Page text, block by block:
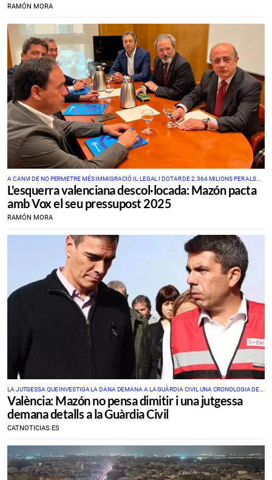
RAMÓN MORA
A CANVI DE NO PERMETRE MÉS IMMIGRACIÓ IL·LEGAL I DOTAR DE 2.364 MILIONS PER ALS
AFECTATS PER LA DANA
L'esquerra valenciana descol·locada: Mazón pacta
amb Vox el seu pressupost 2025
RAMÓN MORA
LA JUTGESSA QUE INVESTIGA LA DANA DEMANA A LA GUÀRDIA CIVIL UNA CRONOLOGIA DEL
29-O I A LA GENERALITAT SI HI VA HAVER RECESSOS EN EL CECOPI
València: Mazón no pensa dimitir i una jutgessa
demana detalls a la Guàrdia Civil
CATNOTICIAS.ES